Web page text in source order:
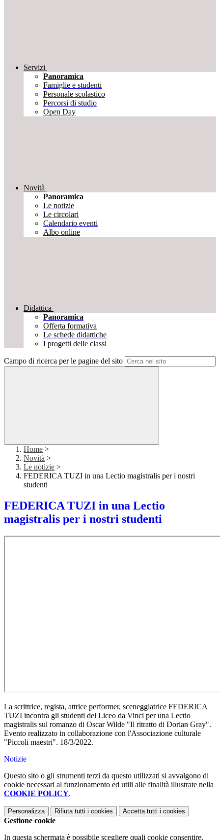
Servizi
Panoramica
Famiglie e studenti
Personale scolastico
Percorsi di studio
Open Day
Novità
Panoramica
Le notizie
Le circolari
Calendario eventi
Albo online
Didattica
Panoramica
Offerta formativa
Le schede didattiche
I progetti delle classi
Campo di ricerca per le pagine del sito
Home >
Novità >
Le notizie >
FEDERICA TUZI in una Lectio magistralis per i nostri
studenti
FEDERICA TUZI in una Lectio
magistralis per i nostri studenti
La scrittrice, regista, attrice performer, sceneggiatrice FEDERICA
TUZI incontra gli studenti del Liceo da Vinci per una Lectio
magistralis sul romanzo di Oscar Wilde "Il ritratto di Dorian Gray".
Evento realizzato in collaborazione con l'Associazione culturale
"Piccoli maestri". 18/3/2022.
Notizie
Questo sito o gli strumenti terzi da questo utilizzati si avvalgono di
cookie necessari al funzionamento ed utili alle finalità illustrate nella
COOKIE POLICY.
Personalizza Rifiuta tutti i cookies Accetta tutti i cookies
Gestione cookie
In questa schermata è possibile scegliere quali cookie consentire.